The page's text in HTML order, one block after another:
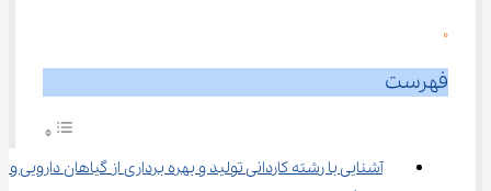
0
فهرست
آشنایی با رشته ﻛﺎردانی ﺗﻮلید و ﺑﻬﺮه ﺑﺮداری از گیاﻫﺎن دارویی و